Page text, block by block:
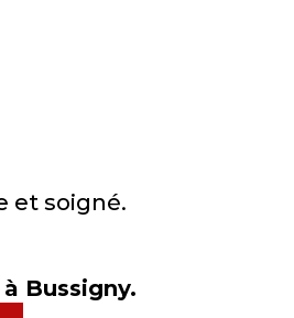
et soigné.
Bussigny.